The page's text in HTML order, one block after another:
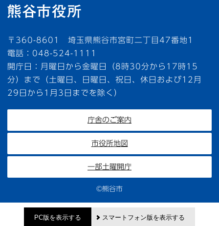
〒360-8601 埼玉県熊谷市宮町二丁目47番地1
電話：048-524-1111
開庁日：月曜日から金曜日（8時30分から17時15
分）まで（土曜日、日曜日、祝日、休日および12月
29日から1月3日までを除く）
庁舎のご案内
市役所地図
一部土曜開庁
©熊谷市
PC版を表示する スマートフォン版を表示する